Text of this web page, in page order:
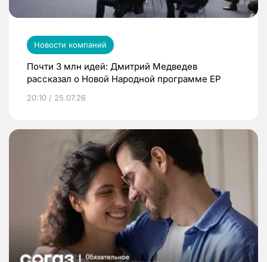
Новости компаний
Почти 3 млн идей: Дмитрий Медведев
рассказал о Новой Народной программе ЕР
20:10 / 25.07.26